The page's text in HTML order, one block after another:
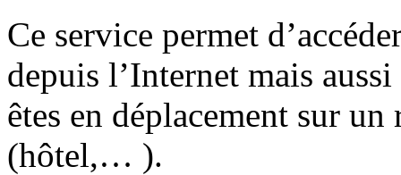
Ce service permet
depuis l’Internet mais
êtes en déplacement sur
(hôtel,… ).